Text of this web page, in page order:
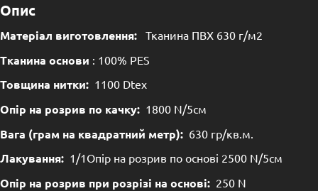
Опис
Матеріал виготовлення: Тканина ПВХ 630 г/м2
Тканина основи : 100% PES
Товщина нитки: 1100 Dtex
Опір на розрив по качку: 1800 N/5см
Вага (грам на квадратний метр): 630 гр/кв.м.
Лакування: 1/1Опір на розрив по основі 2500 N/5см
Опір на розрив при розрізі на основі: 250 N